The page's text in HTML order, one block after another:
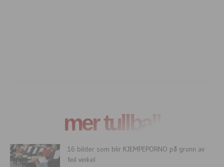
mer tullball
16 bilder som blir KJEMPEPORNO på grunn av
feil vinkel